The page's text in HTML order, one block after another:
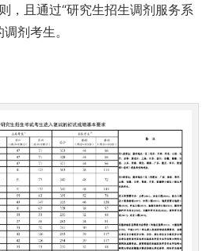
，且通过“研究生招生调剂服务系
剂考生。